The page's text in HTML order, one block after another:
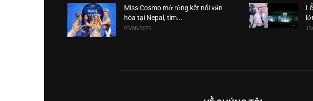
Miss Cosmo mở rộng kết nối văn
hóa tại Nepal, tìm...
03/08/2026